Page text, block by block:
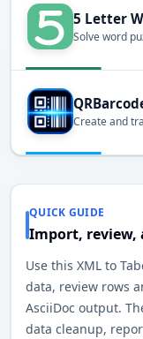
5 Letter
Solve word
Create and
QUICK GUIDE
Import, review,
Use this XML to
data, review rows
AsciiDoc output.
data cleanup,